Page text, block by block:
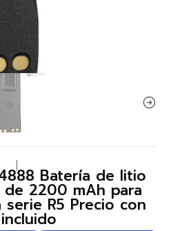
Batería de litio
de 2200 mAh para
R5 Precio con